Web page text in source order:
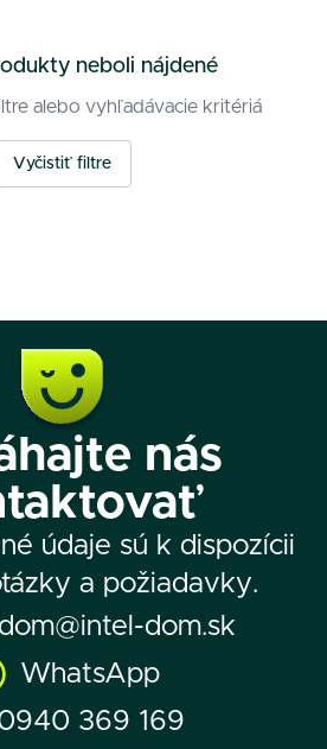
neboli nájdené
alebo vyhľadávacie kritériá
Vyčistiť filtre
nás
údaje sú k dispozícii
a požiadavky.
dom.sk
WhatsApp
369 169